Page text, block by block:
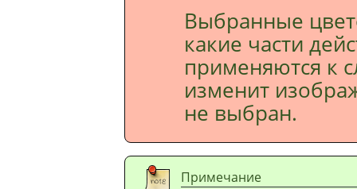
Выбранные
какие части
применяются к
изменит
не выбран.
Примечание